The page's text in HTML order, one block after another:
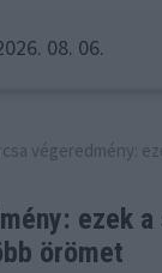
08. 06.
végeredmény:
ezek
örömet